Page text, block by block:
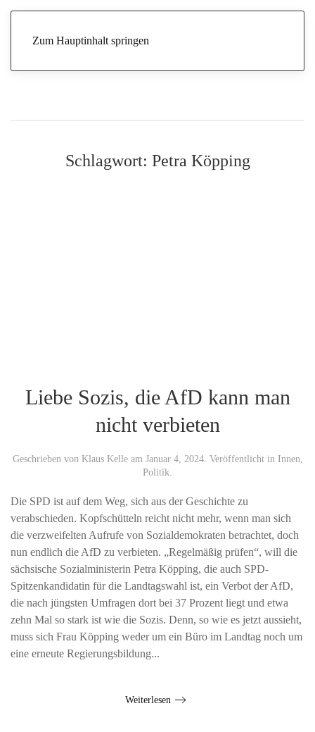
Zum Hauptinhalt springen
Schlagwort: Petra Köpping
Liebe Sozis, die AfD kann man
nicht verbieten
Geschrieben von Klaus Kelleam Januar 4, 2024. Veröffentlicht in Innen
Politik
Die SPD ist auf dem Weg, sich aus der Geschichte zu
verabschieden. Kopfschütteln reicht nicht mehr, wenn man sich
die verzweifelten Aufrufe von Sozialdemokraten betrachtet, doch
nun endlich die AfD zu verbieten. „Regelmäßig prüfen“, will die
sächsische Sozialministerin Petra Köpping, die auch SPD-
Spitzenkandidatin für die Landtagswahl ist, ein Verbot der AfD,
die nach jüngsten Umfragen dort bei 37 Prozent liegt und etwa
zehn Mal so stark ist wie die Sozis. Denn, so wie es jetzt aussieht,
muss sich Frau Köpping weder um ein Büro im Landtag noch um
eine erneute Regierungsbildung...
Weiterlesen